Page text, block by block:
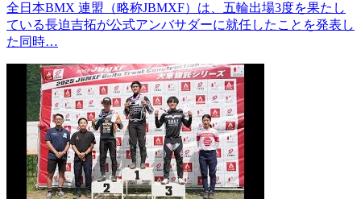
全日本BMX 連盟（略称JBMXF）は、五輪出場3度を果たし
ている長迫吉拓が公式アンバサダーに就任したことを発表し
た同時…